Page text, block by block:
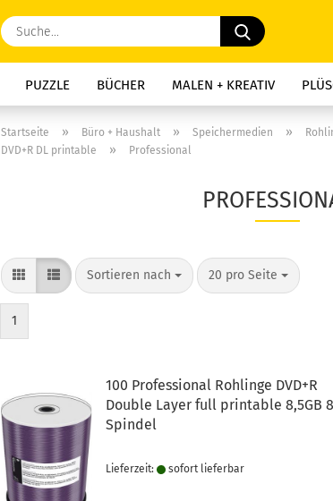
Suche...
PUZZLE BÜCHER MALEN + KREATIV
Startseite » Büro + Haushalt » Speichermedien »
DVD+R DL printable » Professional
Sortieren nach
Sortieren nach 20 pro Seite
pro Seite
1
100 Professional Rohlinge DVD+R
Double Layer full printable 8,5GB
Spindel
Lieferzeit: sofort lie­fer­bar